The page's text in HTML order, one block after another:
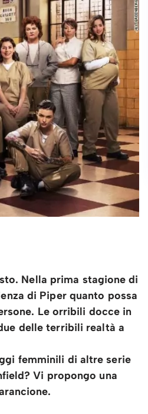
Nella prima stagione di
di Piper quanto possa
Le orribili docce in
delle terribili realtà a
femminili di altre serie
Vi propongo una